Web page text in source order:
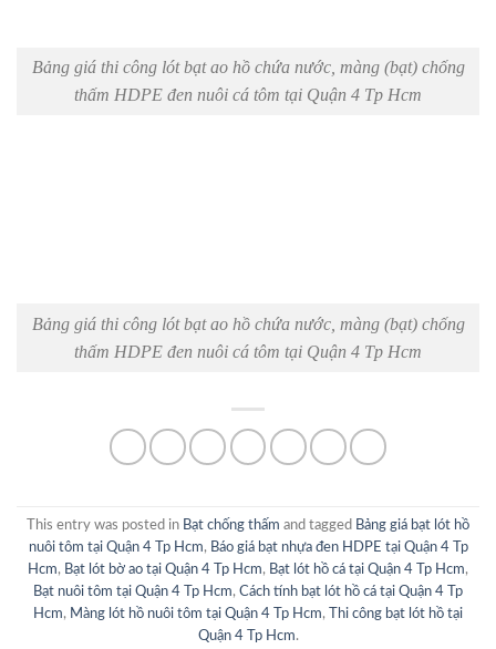
Bảng giá thi công lót bạt ao hồ chứa nước, màng (bạt) chống
thấm HDPE đen nuôi cá tôm tại Quận 4 Tp Hcm
Bảng giá thi công lót bạt ao hồ chứa nước, màng (bạt) chống
thấm HDPE đen nuôi cá tôm tại Quận 4 Tp Hcm
This entry was posted in Bạt chống thấm and tagged Bảng giá bạt lót hồ
nuôi tôm tại Quận 4 Tp Hcm, Báo giá bạt nhựa đen HDPE tại Quận 4 Tp
Hcm, Bạt lót bờ ao tại Quận 4 Tp Hcm, Bạt lót hồ cá tại Quận 4 Tp Hcm,
Bạt nuôi tôm tại Quận 4 Tp Hcm, Cách tính bạt lót hồ cá tại Quận 4 Tp
Hcm, Màng lót hồ nuôi tôm tại Quận 4 Tp Hcm,
Thi công bạt lót hồ tại
Quận 4 Tp Hcm.